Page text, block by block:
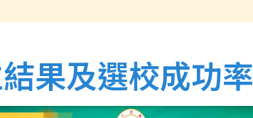
果及選校成功率